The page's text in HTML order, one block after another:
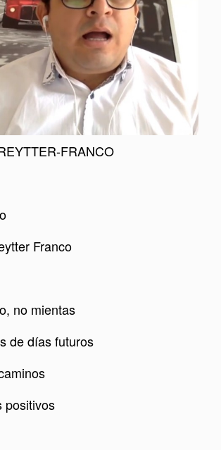
FRANCO
Franco
no mientas
de días futuros
positivos